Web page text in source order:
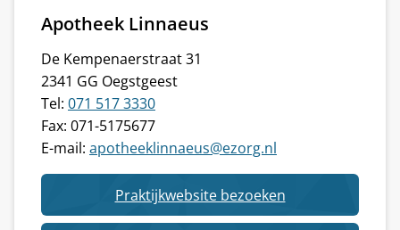
Apotheek Linnaeus
De Kempenaerstraat 31
2341 GG Oegstgeest
Tel: 071 517 3330
Fax: 071-5175677
E-mail: apotheeklinnaeus@ezorg.nl
Praktijkwebsite bezoekenvan
Apotheek